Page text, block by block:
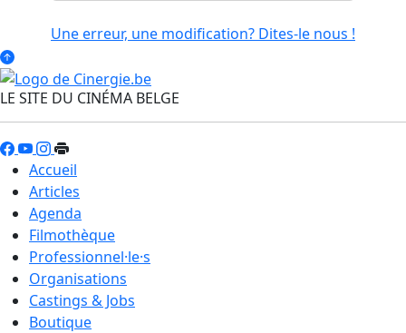
Une erreur, une modification? Dites-le nous !
LE SITE DU CINÉMA BELGE
Accueil
Articles
Agenda
Filmothèque
Professionnel·le·s
Organisations
Castings & Jobs
Boutique